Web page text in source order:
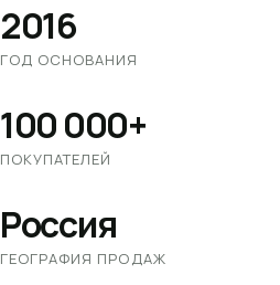
2016
ГОД ОСНОВАНИЯ
100 000+
ПОКУПАТЕЛЕЙ
Россия
ГЕОГРАФИЯ ПРОДАЖ